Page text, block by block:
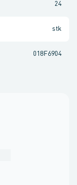
24
stk
018F6904